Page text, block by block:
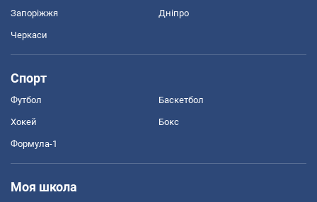
Запоріжжя Дніпро
Черкаси
Спорт
Футбол Баскетбол
Хокей Бокс
Формула-1
Моя школа